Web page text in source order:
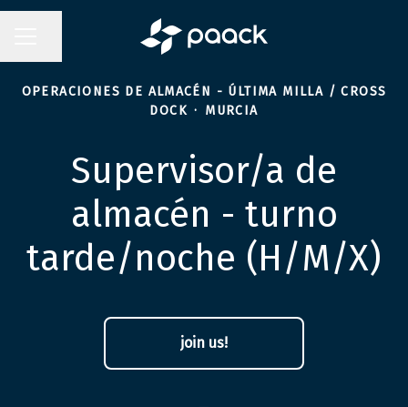
Compartir página
OPERACIONES DE ALMACÉN - ÚLTIMA MILLA / CROSS
DOCK · MURCIA
Supervisor/a de
almacén - turno
tarde/noche (H/M/X)
join us!